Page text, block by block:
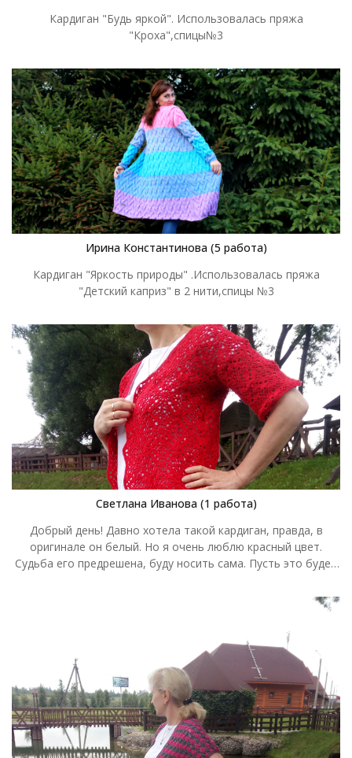
Кардиган "Будь яркой". Использовалась пряжа
"Кроха",спицы№3
Ирина Константинова (5 работа)
Кардиган "Яркость природы" .Использовалась пряжа
"Детский каприз" в 2 нити,спицы №3
Светлана Иванова (1 работа)
Добрый день! Давно хотела такой кардиган, правда, в
оригинале он белый. Но я очень люблю красный цвет.
Судьба его предрешена, буду носить сама. Пусть это будет
моточка с хвостиком. Спасибо за конкурс, если бы не вы,